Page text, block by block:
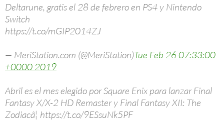
Deltarune, gratis el 28 de febrero en PS4 y Nintendo
Switch
https://t.co/mGIP2014ZJ
— MeriStation.com (@MeriStation)Tue Feb 26 07:33:00
+0000 2019
Abril es el mes elegido por Square Enix para lanzar Final
Fantasy X/X-2 HD Remaster y Final Fantasy XII: The
Zodiacâ¦ https://t.co/9ESsuNk5PF